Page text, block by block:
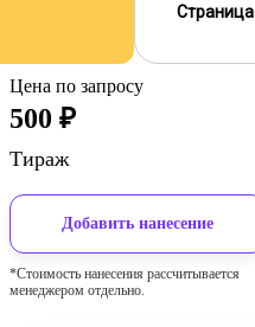
Страница
Цена по запросу
500 ₽
Тираж
Добавить нанесение
*Стоимость нанесения рассчитывается
менеджером отдельно.